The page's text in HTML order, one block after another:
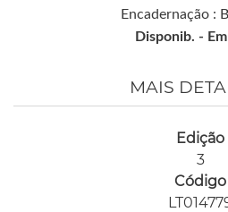
Encadernação :
Disponib. -
MAIS
Edição
3
Código